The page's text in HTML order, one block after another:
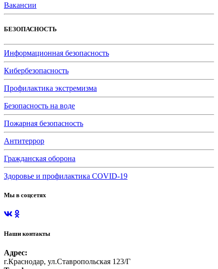
Вакансии
БЕЗОПАСНОСТЬ
Информационная безопасность
Кибербезопасность
Профилактика экстремизма
Безопасность на воде
Пожарная безопасность
Антитеррор
Гражданская оборона
Здоровье и профилактика COVID-19
Мы в соцсетях
Наши контакты
Адрес:
г.Краснодар, ул.Ставропольская 123/Г